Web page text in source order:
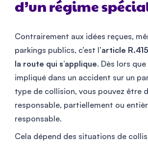
d’un régime
Contrairement aux idées reçues,
parkings publics, c’est l’article
la route qui s’applique. Dès lors
impliqué dans un accident sur un
type de collision, vous pouvez être
responsable, partiellement ou
responsable.
Cela dépend des situations de